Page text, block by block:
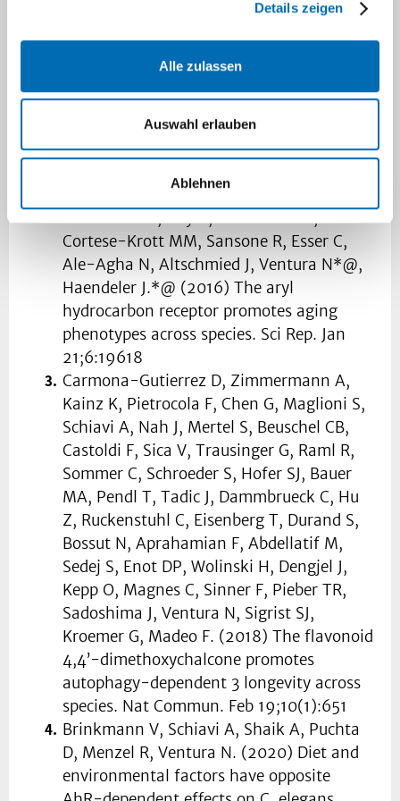
Details zeigen
Alle zulassen
Auswahl erlauben
Ablehnen
microscopy screen to identify pro-
longevity interventions acting through
mitochondria in C. elegans. BBA
Eckers A, Jakob S, Heiss C, Haarmann-
Stemmann T, Goy C, Brinkmann V,
Cortese-Krott MM, Sansone R, Esser C,
Ale-Agha N, Altschmied J, Ventura N*@,
Haendeler J.*@ (2016) The aryl
hydrocarbon receptor promotes aging
phenotypes across species. Sci Rep. Jan
21;6:19618
Carmona-Gutierrez D, Zimmermann A,
Kainz K, Pietrocola F, Chen G, Maglioni S,
Schiavi A, Nah J, Mertel S, Beuschel CB,
Castoldi F, Sica V, Trausinger G, Raml R,
Sommer C, Schroeder S, Hofer SJ, Bauer
MA, Pendl T, Tadic J, Dammbrueck C, Hu
Z, Ruckenstuhl C, Eisenberg T, Durand S,
Bossut N, Aprahamian F, Abdellatif M,
Sedej S, Enot DP, Wolinski H, Dengjel J,
Kepp O, Magnes C, Sinner F, Pieber TR,
Sadoshima J, Ventura N, Sigrist SJ,
Kroemer G, Madeo F. (2018) The flavonoid
4,4’-dimethoxychalcone promotes
autophagy-dependent 3 longevity across
species. Nat Commun. Feb 19;10(1):651
Brinkmann V, Schiavi A, Shaik A, Puchta
D, Menzel R, Ventura N. (2020) Diet and
environmental factors have opposite